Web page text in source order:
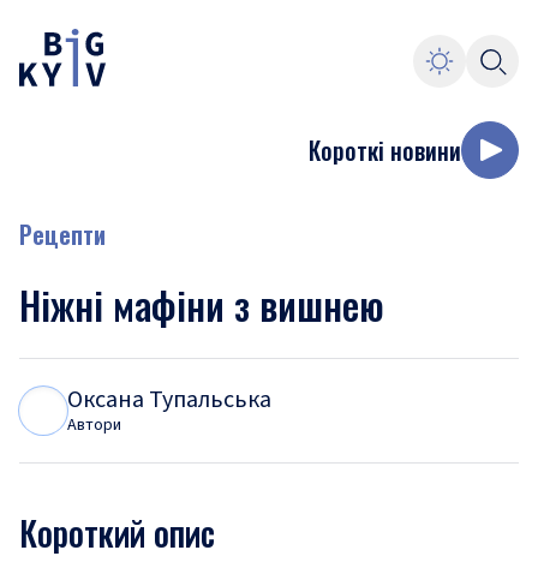
Короткі новини
Рецепти
Ніжні мафіни з вишнею
Оксана Тупальська
Автори
Короткий опис